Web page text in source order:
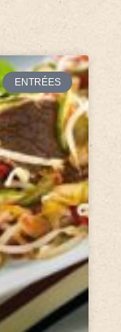
ENTRÉES